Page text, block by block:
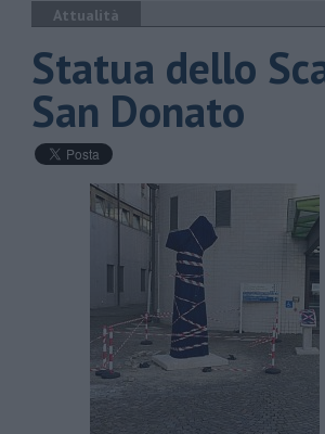
Attualità
Statua dello
San Donato